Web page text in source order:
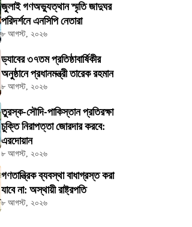
জুলাই গণঅভ্যুত্থান স্মৃতি জাদুঘর
পরিদর্শনে এনসিপি নেতারা
৮ আগস্ট, ২০২৬
ড্যাবের ৩৭তম প্রতিষ্ঠাবার্ষিকীর
অনুষ্ঠানে প্রধানমন্ত্রী তারেক রহমান
৮ আগস্ট, ২০২৬
তুরস্ক-সৌদি-পাকিস্তান প্রতিরক্ষা
চুক্তি নিরাপত্তা জোরদার করবে:
এরদোয়ান
৮ আগস্ট, ২০২৬
গণতান্ত্রিক ব্যবস্থা বাধাগ্রস্ত করা
যাবে না: অস্থায়ী রাষ্ট্রপতি
৮ আগস্ট, ২০২৬